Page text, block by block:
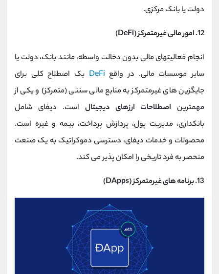
دولت یا بانک مرکزی.
12. امور مالی غیرمتمرکز (DeFi)
انجام فعالیتهای مالی بدون دخالت واسطه، مانند بانک، دولت یا
سایر موسسات مالی. در واقع DeFi یک اصطلاح کلی برای
جایگزین های غیرمتمرکز به منابع مالی سنتی (متمرکز) و یکی از
مهمترین اصطلاحات ارزهای دیجیتال است. دیفای شامل
بانکداری، مدیریت پول، پردازش پرداخت، بیمه و غیره است.
محصولات و خدمات دیفای، دسترسی دموکراتیک به یک صنعت
منحصر به فرد تاریخی را امکان پذیر می کند.
13. برنامه های غیرمتمرکز (DApps)